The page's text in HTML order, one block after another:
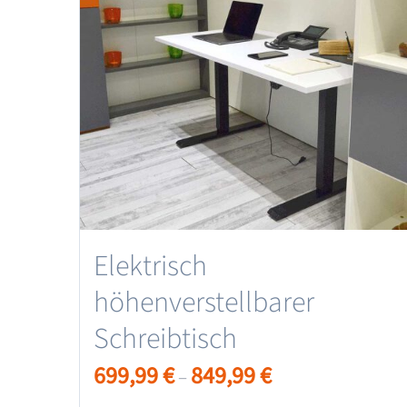
Elektrisch
höhenverstellbarer
Schreibtisch
699,99€– 849,99€